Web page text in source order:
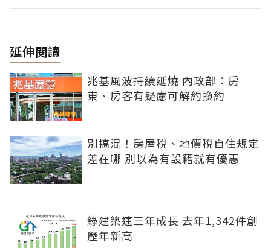
延伸閱讀
兆基風波持續延燒 內政部：房
東、房客有疑慮可解約換約
別搞混！房屋稅、地價稅自住規定
差在哪 別以為有設籍就有優惠
綠建築連三年成長 去年1,342件創
歷年新高